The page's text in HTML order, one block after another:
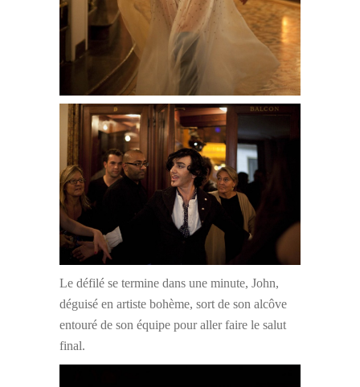
Le défilé se termine dans une minute, John,
déguisé en artiste bohème, sort de son alcôve
entouré de son équipe pour aller faire le salut
final.